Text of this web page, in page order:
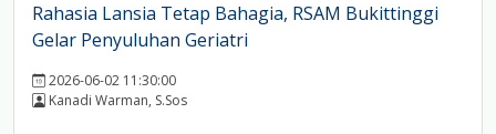
Rahasia Lansia Tetap Bahagia, RSAM Bukittinggi
Gelar Penyuluhan Geriatri
2026-06-02 11:30:00
Kanadi Warman, S.Sos